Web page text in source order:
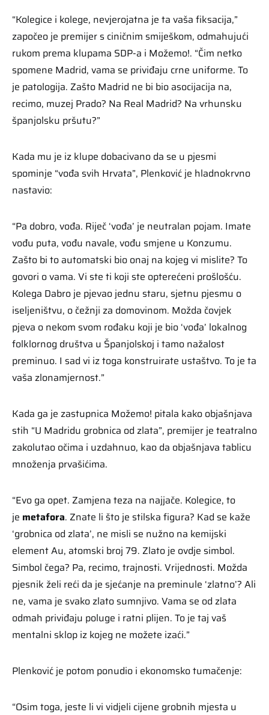
“Kolegice i kolege, nevjerojatna je ta vaša fiksacija,”
započeo je premijer s ciničnim smiješkom, odmahujući
rukom prema klupama SDP-a i Možemo!. “Čim netko
spomene Madrid, vama se priviđaju crne uniforme. To
je patologija. Zašto Madrid ne bi bio asocijacija na,
recimo, muzej Prado? Na Real Madrid? Na vrhunsku
španjolsku pršutu?”
Kada mu je iz klupe dobacivano da se u pjesmi
spominje “vođa svih Hrvata”, Plenković je hladnokrvno
nastavio:
“Pa dobro, vođa. Riječ ‘vođa’ je neutralan pojam. Imate
vođu puta, vođu navale, vođu smjene u Konzumu.
Zašto bi to automatski bio onaj na kojeg vi mislite? To
govori o vama. Vi ste ti koji ste opterećeni prošlošću.
Kolega Dabro je pjevao jednu staru, sjetnu pjesmu o
iseljeništvu, o čežnji za domovinom. Možda čovjek
pjeva o nekom svom rođaku koji je bio ‘vođa’ lokalnog
folklornog društva u Španjolskoj i tamo nažalost
preminuo. I sad vi iz toga konstruirate ustaštvo. To je ta
vaša zlonamjernost.”
Kada ga je zastupnica Možemo! pitala kako objašnjava
stih “U Madridu grobnica od zlata”, premijer je teatralno
zakolutao očima i uzdahnuo, kao da objašnjava tablicu
množenja prvašićima.
“Evo ga opet. Zamjena teza na najjače. Kolegice, to
je metafora. Znate li što je stilska figura? Kad se kaže
‘grobnica od zlata’, ne misli se nužno na kemijski
element Au, atomski broj 79. Zlato je ovdje simbol.
Simbol čega? Pa, recimo, trajnosti. Vrijednosti. Možda
pjesnik želi reći da je sjećanje na preminule ‘zlatno’? Ali
ne, vama je svako zlato sumnjivo. Vama se od zlata
odmah priviđaju poluge i ratni plijen. To je taj vaš
mentalni sklop iz kojeg ne možete izaći.”
Plenković je potom ponudio i ekonomsko tumačenje:
“Osim toga, jeste li vi vidjeli cijene grobnih mjesta u